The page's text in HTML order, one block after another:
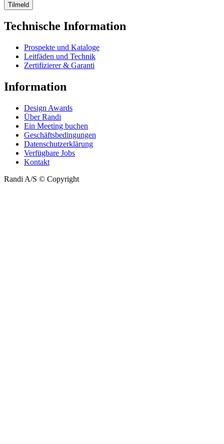
Tilmeld
Technische Information
Prospekte und Kataloge
Leitfäden und Technik
Zertifizierer & Garanti
Information
Design Awards
Über Randi
Ein Meeting buchen
Geschäftsbedingungen
Datenschutzerklärung
Verfügbare Jobs
Kontakt
Randi A/S © Copyright